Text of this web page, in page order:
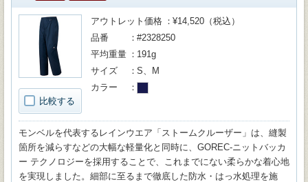
比較する
アウトレット価格
¥14,520（税込）
品番
#2328250
平均重量
191g
サイズ
S、M
カラー
モンベルを代表するレインウエア「ストームクルーザー」は、縫製
箇所を減らすなどの大幅な軽量化と同時に、GOREC-ニットバッカ
ー テクノロジーを採用することで、これまでにない柔らかな着心地
を実現しました。細部に至るまで徹底した防水・はっ水処理を施